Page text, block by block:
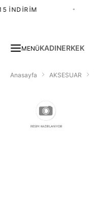
İNDIRIM
MENÜKADINERKEK
Anasayfa AKSESUAR